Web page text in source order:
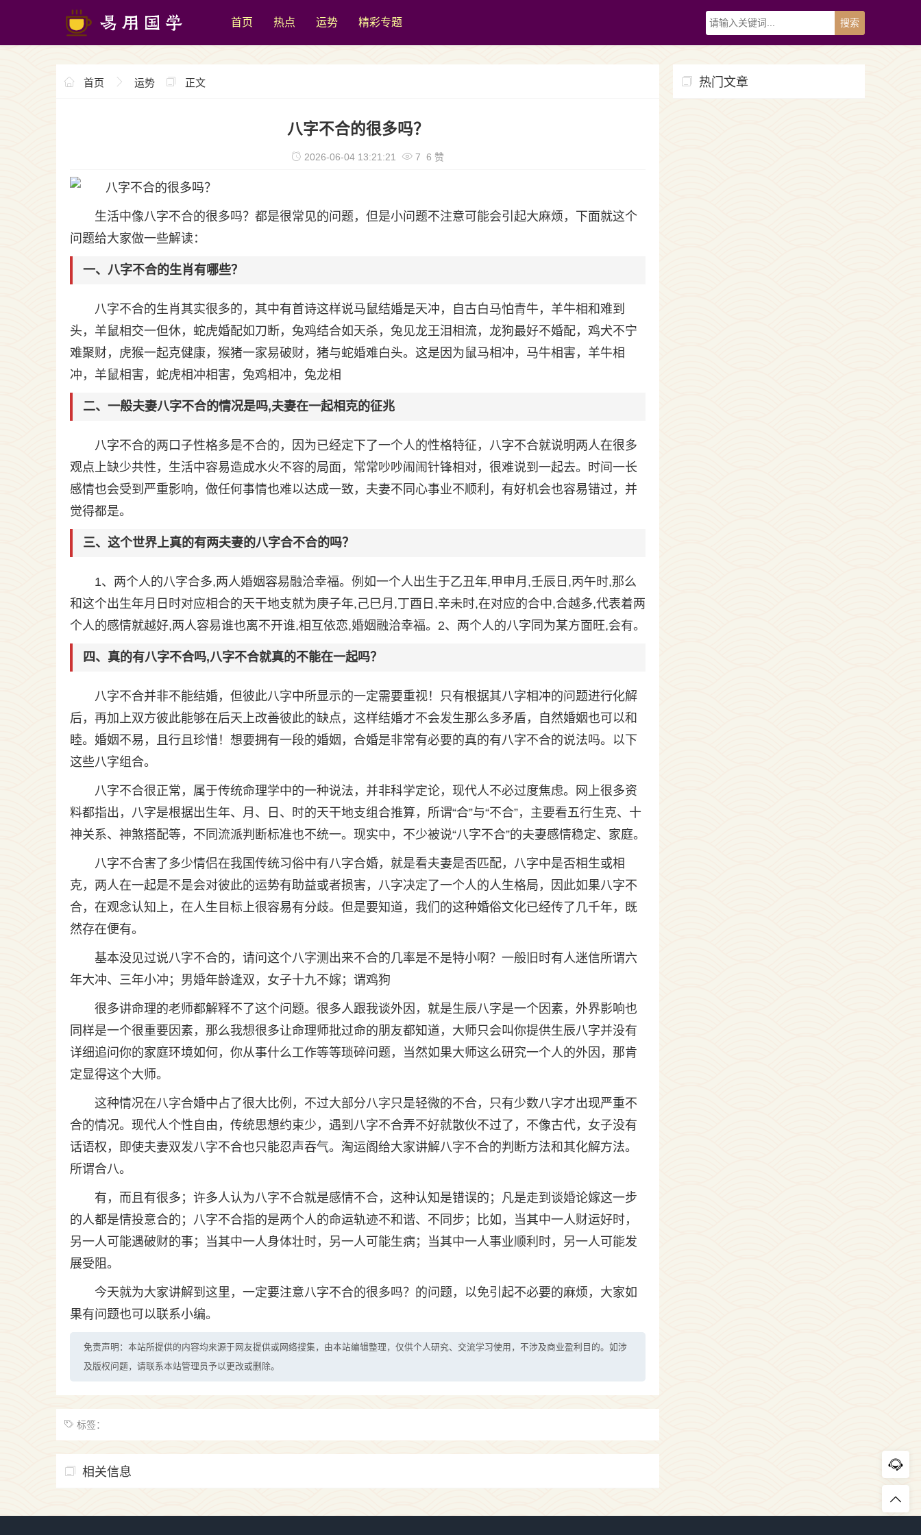
首页 热点 运势 精彩专题
首页 运势 正文
八字不合的很多吗？
2026-06-04 13:21:21 7 6 赞
生活中像八字不合的很多吗？都是很常见的问题，但是小问题不注意可能会引起大麻烦，下面就这个
问题给大家做一些解读：
一、八字不合的生肖有哪些？
八字不合的生肖其实很多的，其中有首诗这样说马鼠结婚是天冲，自古白马怕青牛，羊牛相和难到
头，羊鼠相交一但休，蛇虎婚配如刀断，兔鸡结合如天杀，兔见龙王泪相流，龙狗最好不婚配，鸡犬不宁
难聚财，虎猴一起克健康，猴猪一家易破财，猪与蛇婚难白头。这是因为鼠马相冲，马牛相害，羊牛相
冲，羊鼠相害，蛇虎相冲相害，兔鸡相冲，兔龙相
二、一般夫妻八字不合的情况是吗,夫妻在一起相克的征兆
八字不合的两口子性格多是不合的，因为已经定下了一个人的性格特征，八字不合就说明两人在很多
观点上缺少共性，生活中容易造成水火不容的局面，常常吵吵闹闹针锋相对，很难说到一起去。时间一长
感情也会受到严重影响，做任何事情也难以达成一致，夫妻不同心事业不顺利，有好机会也容易错过，并
觉得都是。
三、这个世界上真的有两夫妻的八字合不合的吗？
1、两个人的八字合多,两人婚姻容易融洽幸福。例如一个人出生于乙丑年,甲申月,壬辰日,丙午时,那么
和这个出生年月日时对应相合的天干地支就为庚子年,己巳月,丁酉日,辛未时,在对应的合中,合越多,代表着两
个人的感情就越好,两人容易谁也离不开谁,相互依恋,婚姻融洽幸福。2、两个人的八字同为某方面旺,会有。
四、真的有八字不合吗,八字不合就真的不能在一起吗？
八字不合并非不能结婚，但彼此八字中所显示的一定需要重视！只有根据其八字相冲的问题进行化解
后，再加上双方彼此能够在后天上改善彼此的缺点，这样结婚才不会发生那么多矛盾，自然婚姻也可以和
睦。婚姻不易，且行且珍惜！想要拥有一段的婚姻，合婚是非常有必要的真的有八字不合的说法吗。以下
这些八字组合。
八字不合很正常，属于传统命理学中的一种说法，并非科学定论，现代人不必过度焦虑。网上很多资
料都指出，八字是根据出生年、月、日、时的天干地支组合推算，所谓“合”与“不合”，主要看五行生克、十
神关系、神煞搭配等，不同流派判断标准也不统一。现实中，不少被说“八字不合”的夫妻感情稳定、家庭。
八字不合害了多少情侣在我国传统习俗中有八字合婚，就是看夫妻是否匹配，八字中是否相生或相
克，两人在一起是不是会对彼此的运势有助益或者损害，八字决定了一个人的人生格局，因此如果八字不
合，在观念认知上，在人生目标上很容易有分歧。但是要知道，我们的这种婚俗文化已经传了几千年，既
然存在便有。
基本没见过说八字不合的，请问这个八字测出来不合的几率是不是特小啊？一般旧时有人迷信所谓六
年大冲、三年小冲；男婚年龄逢双，女子十九不嫁；谓鸡狗
很多讲命理的老师都解释不了这个问题。很多人跟我谈外因，就是生辰八字是一个因素，外界影响也
同样是一个很重要因素，那么我想很多让命理师批过命的朋友都知道，大师只会叫你提供生辰八字并没有
详细追问你的家庭环境如何，你从事什么工作等等琐碎问题，当然如果大师这么研究一个人的外因，那肯
定显得这个大师。
这种情况在八字合婚中占了很大比例，不过大部分八字只是轻微的不合，只有少数八字才出现严重不
合的情况。现代人个性自由，传统思想约束少，遇到八字不合弄不好就散伙不过了，不像古代，女子没有
话语权，即使夫妻双发八字不合也只能忍声吞气。淘运阁给大家讲解八字不合的判断方法和其化解方法。
所谓合八。
有，而且有很多；许多人认为八字不合就是感情不合，这种认知是错误的；凡是走到谈婚论嫁这一步
的人都是情投意合的；八字不合指的是两个人的命运轨迹不和谐、不同步；比如，当其中一人财运好时，
另一人可能遇破财的事；当其中一人身体壮时，另一人可能生病；当其中一人事业顺利时，另一人可能发
展受阻。
今天就为大家讲解到这里，一定要注意八字不合的很多吗？的问题，以免引起不必要的麻烦，大家如
果有问题也可以联系小编。
免责声明：本站所提供的内容均来源于网友提供或网络搜集，由本站编辑整理，仅供个人研究、交流学习使用，不涉及商业盈利目的。如涉
及版权问题，请联系本站管理员予以更改或删除。
标签：
相关信息
热门文章